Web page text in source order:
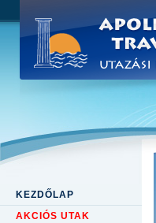
KEZDŐLAP
AKCIÓS UTAK